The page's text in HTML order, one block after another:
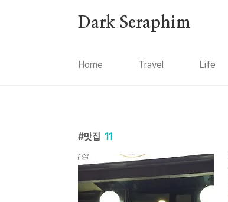
Dark Seraphim
Home Travel Life
맛집 11